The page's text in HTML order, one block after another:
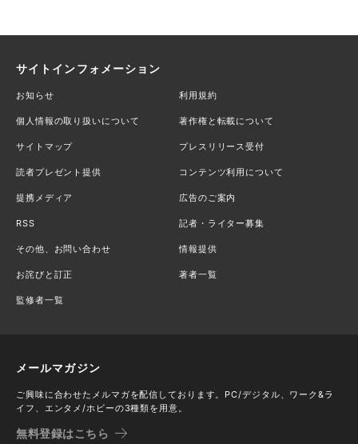
サイトインフォメーション
お知らせ 利用規約
個人情報の取り扱いについて 著作権と転載について
サイトマップ プレスリリース受付
読者プレゼント提供 コンテンツ利用について
提携メディア 広告のご案内
RSS 記者・ライター募集
その他、お問い合わせ 情報提供
お詫びと訂正 著者一覧
監修者一覧
メールマガジン
ご興味に合わせたメルマガを配信しております。PC/デジタル、ワーク&ラ
イフ、エンタメ/ホビーの3種類を用意。
無料登録はこちら